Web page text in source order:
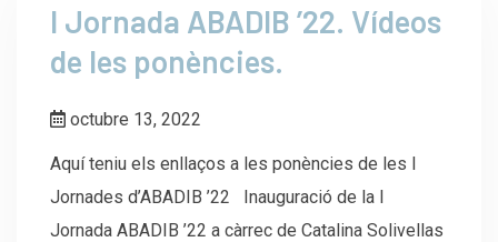
I Jornada ABADIB ’22. Vídeos
de les ponències.
octubre 13, 2022
Aquí teniu els enllaços a les ponències de les I
Jornades d’ABADIB ’22 Inauguració de la I
Jornada ABADIB ’22 a càrrec de Catalina Solivellas